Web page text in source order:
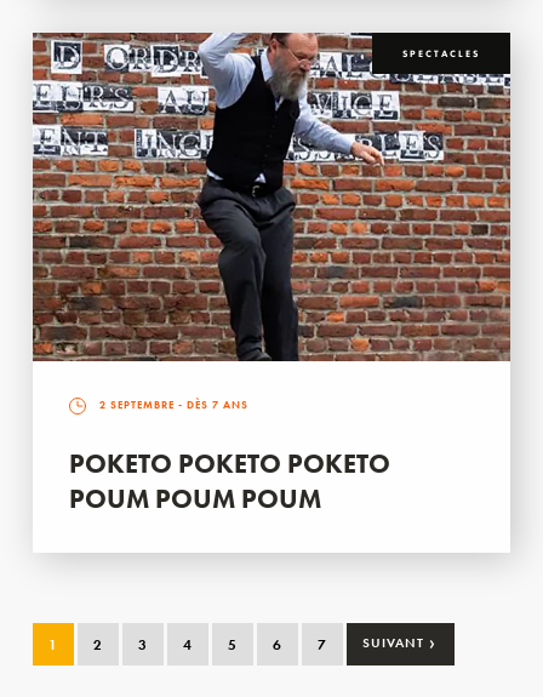
SPECTACLES
2 SEPTEMBRE - DÈS 7 ANS
POKETO POKETO POKETO
POUM POUM POUM
1 2 3 4 5 6 7 SUIVANT ›